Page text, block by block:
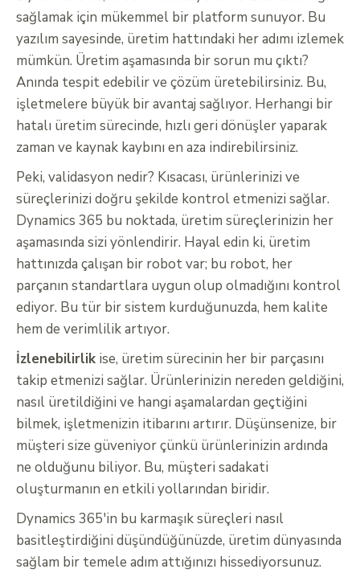
sağlamak için mükemmel bir platform sunuyor. Bu
yazılım sayesinde, üretim hattındaki her adımı izlemek
mümkün. Üretim aşamasında bir sorun mu çıktı?
Anında tespit edebilir ve çözüm üretebilirsiniz. Bu,
işletmelere büyük bir avantaj sağlıyor. Herhangi bir
hatalı üretim sürecinde, hızlı geri dönüşler yaparak
zaman ve kaynak kaybını en aza indirebilirsiniz.
Peki, validasyon nedir? Kısacası, ürünlerinizi ve
süreçlerinizi doğru şekilde kontrol etmenizi sağlar.
Dynamics 365 bu noktada, üretim süreçlerinizin her
aşamasında sizi yönlendirir. Hayal edin ki, üretim
hattınızda çalışan bir robot var; bu robot, her
parçanın standartlara uygun olup olmadığını kontrol
ediyor. Bu tür bir sistem kurduğunuzda, hem kalite
hem de verimlilik artıyor.
İzlenebilirlik ise, üretim sürecinin her bir parçasını
takip etmenizi sağlar. Ürünlerinizin nereden geldiğini,
nasıl üretildiğini ve hangi aşamalardan geçtiğini
bilmek, işletmenizin itibarını artırır. Düşünsenize, bir
müşteri size güveniyor çünkü ürünlerinizin ardında
ne olduğunu biliyor. Bu, müşteri sadakati
oluşturmanın en etkili yollarından biridir.
Dynamics 365'in bu karmaşık süreçleri nasıl
basitleştirdiğini düşündüğünüzde, üretim dünyasında
sağlam bir temele adım attığınızı hissediyorsunuz.